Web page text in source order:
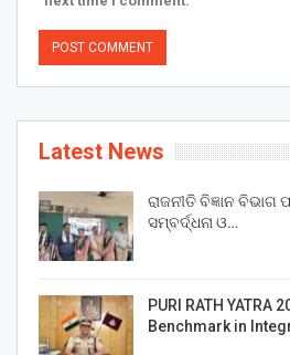
Latest News
ରାଜନୀତି ବିଜ୍ଞାନ
ସମ୍ବର୍ଦ୍ଧନା ଓ…
PURI RATH YATRA
Benchmark in